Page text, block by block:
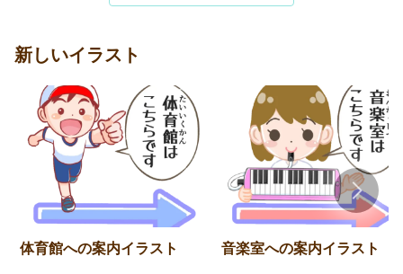
新しいイラスト
体育館への案内イラスト 音楽室への案内イラスト